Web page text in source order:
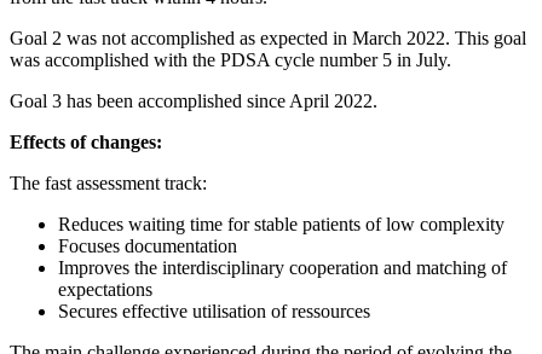
Goal 2 was not accomplished as expected in March 2022. This goal
was accomplished with the PDSA cycle number 5 in July.
Goal 3 has been accomplished since April 2022.
Effects of changes:
The fast assessment track:
Reduces waiting time for stable patients of low complexity
Focuses documentation
Improves the interdisciplinary cooperation and matching of
expectations
Secures effective utilisation of ressources